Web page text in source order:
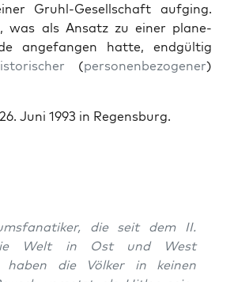
Gruhl-Gesellschaft aufging.
was als Ansatz zu ein­er plan­e­
ange­fan­gen hat­te, endgültig
(per­so­n­en­be­zo­gen­er)
Juni 1993 in Regens­burg.
die seit dem II.
Welt in Ost und West
haben die Völk­er in keinen